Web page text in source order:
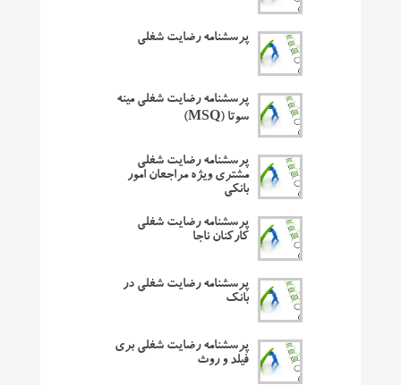
پرسشنامه رضایت شغلی
پرسشنامه رضایت شغلی مینه
سوتا (MSQ)
پرسشنامه رضایت شغلی
مشتری ویژه مراجعان امور
بانکی
پرسشنامه رضایت شغلی
کارکنان ناجا
پرسشنامه رضایت شغلی در
بانک
پرسشنامه رضایت شغلی بری
فیلد و روث